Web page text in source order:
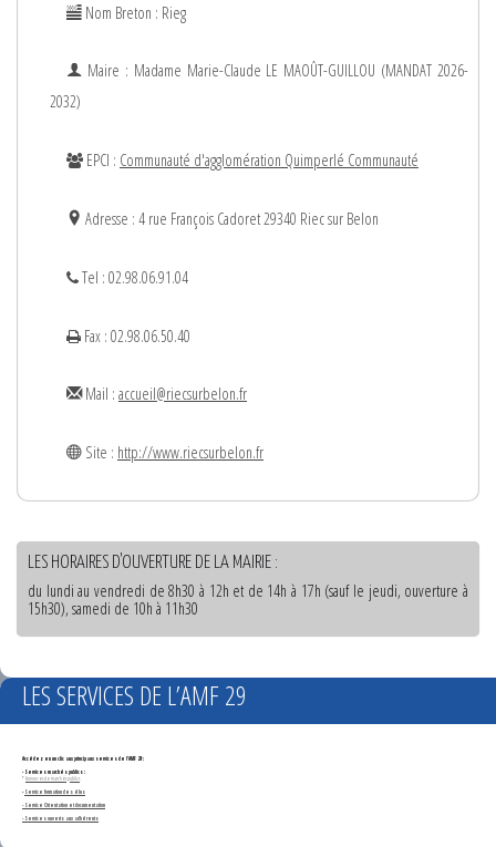
Nom Breton : Rieg
Maire : Madame Marie-Claude LE MAOÛT-GUILLOU (MANDAT 2026-
2032)
EPCI : Communauté d'agglomération Quimperlé Communauté
Adresse : 4 rue François Cadoret 29340 Riec sur Belon
Tel : 02.98.06.91.04
Fax : 02.98.06.50.40
Mail : accueil@riecsurbelon.fr
Site : http://www.riecsurbelon.fr
LES HORAIRES D'OUVERTURE DE LA MAIRIE :
du lundi au vendredi de 8h30 à 12h et de 14h à 17h (sauf le jeudi, ouverture à
15h30), samedi de 10h à 11h30
LES SERVICES DE L’AMF 29
Accédez en un clic aux principaux services de l'AMF 29 :
- Services marchés publics :
*Annonces de marchés publics
-Service formation des élus
- Service Orientation et documentation
- Services ouverts aux adhérents